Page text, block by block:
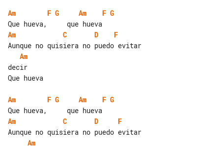
Am F G Am F G
Am
C D
F
Am
decir
Que hueva
Am F G Am F G
Am
C D
F
Am